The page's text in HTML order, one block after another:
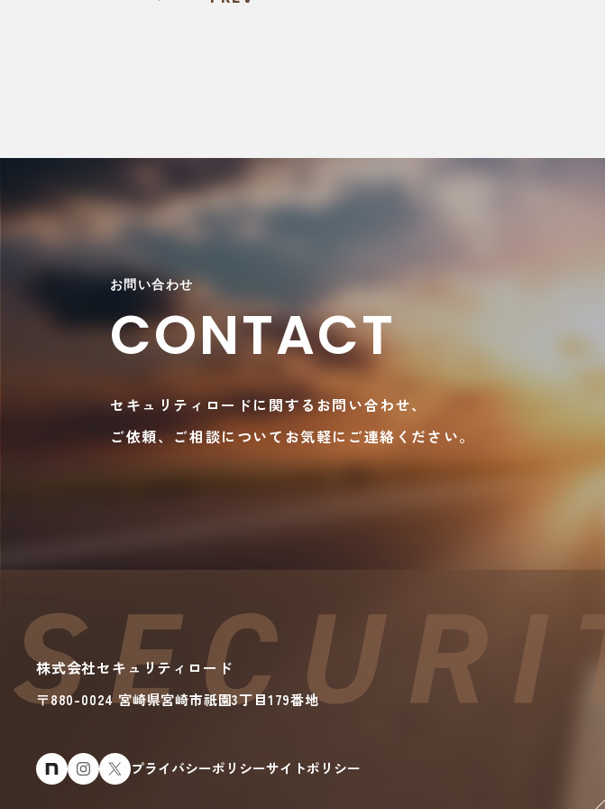
お問い合わせ
CONTACT
セキュリティロードに関するお問い合わせ、
ご依頼、ご相談についてお気軽にご連絡ください。
株式会社セキュリティロード
〒880-0024 宮崎県宮崎市祇園3丁目179番地
プライバシーポリシーサイトポリシー